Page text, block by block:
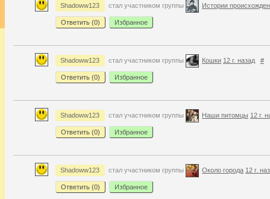
Shadoww123 стал участником группы Истории
Ответить (0) Избранное
Shadoww123 стал участником группы Кошки 12 г. назад #
Ответить (0) Избранное
Shadoww123 стал участником группы Наши питомцы 12 г.
Ответить (0) Избранное
Shadoww123 стал участником группы Около города 12 г.
Ответить (0) Избранное